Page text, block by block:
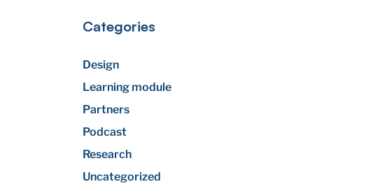
Categories
Design
Learning module
Partners
Podcast
Research
Uncategorized